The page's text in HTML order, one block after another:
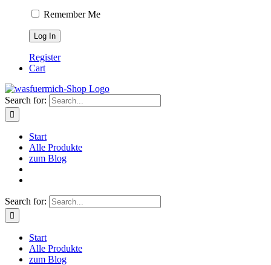
Remember Me
Register
Cart
Search for:
Start
Alle Produkte
zum Blog
Search for:
Start
Alle Produkte
zum Blog